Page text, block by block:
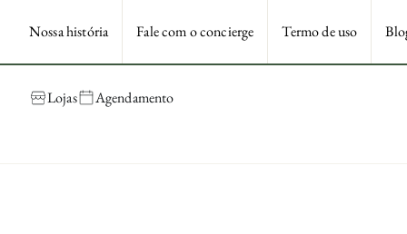
Nossa história Fale com o concierge Termo de uso
Lojas Agendamento